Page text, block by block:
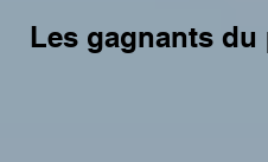
Les gagnants